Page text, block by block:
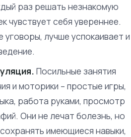
раз решать незнакомую
чувствует себя увереннее.
лучше успокаивает и
Посильные занятия
и моторики – простые игры,
работа руками, просмотр
Они не лечат болезнь, но
имеющиеся навыки,